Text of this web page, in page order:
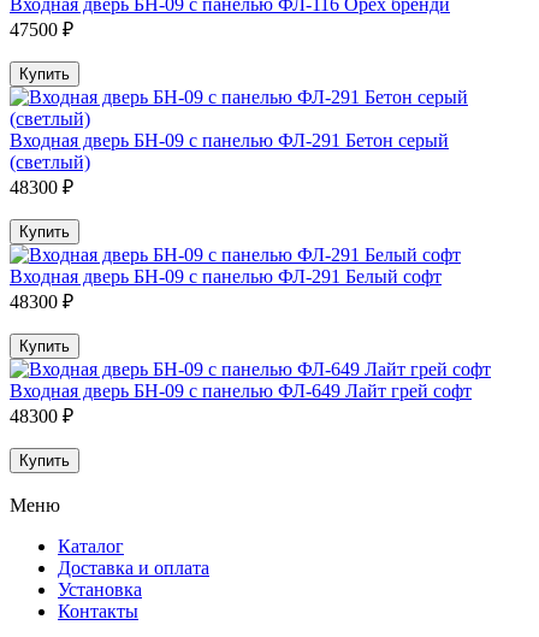
Входная дверь БН-09 с панелью ФЛ-116 Орех бренди
47500 ₽
Купить
Входная дверь БН-09 с панелью ФЛ-291 Бетон серый
(светлый)
48300 ₽
Купить
Входная дверь БН-09 с панелью ФЛ-291 Белый софт
48300 ₽
Купить
Входная дверь БН-09 с панелью ФЛ-649 Лайт грей софт
48300 ₽
Купить
Меню
Каталог
Доставка и оплата
Установка
Контакты